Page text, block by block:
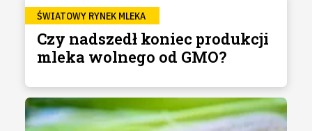
ŚWIATOWY RYNEK MLEKA
Czy nadszedł koniec produkcji
mleka wolnego od GMO?